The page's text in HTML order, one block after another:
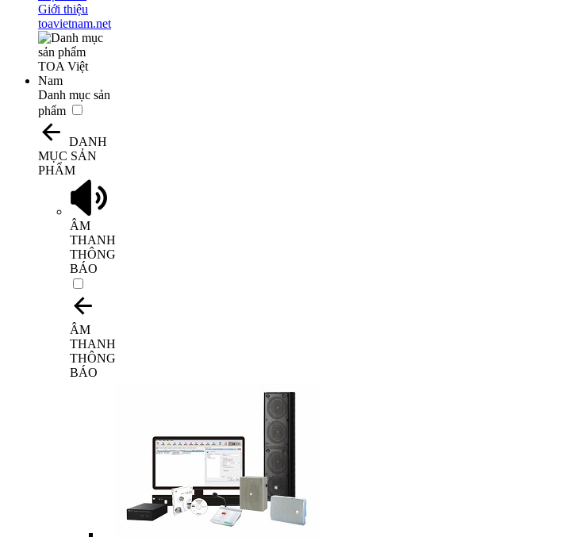
Giới thiệu
toavietnam.net
Danh mục sản
phẩm
DANH
MỤC SẢN
PHẨM
ÂM
THANH
THÔNG
BÁO
ÂM
THANH
THÔNG
BÁO